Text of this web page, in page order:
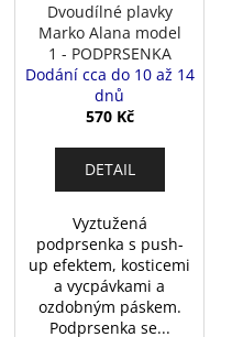
Dvoudílné plavky
Marko Alana model
1 - PODPRSENKA
Dodání cca do 10 až 14
dnů
570 Kč
DETAIL
Vyztužená
podprsenka s push-
up efektem, kosticemi
a vycpávkami a
ozdobným páskem.
Podprsenka se...